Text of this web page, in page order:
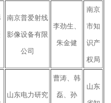
南京普爱射线
影像设备有限
公司
李劲生、
朱金健
南京
市知
识产
权局
山东电力研究
曹涛、韩
磊、孙
山东